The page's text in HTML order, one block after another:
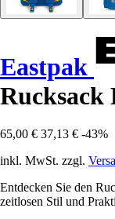
Eastpak
Rucksack
65,00 € 37,13 € -43%
inkl. MwSt. zzgl.
Entdecken Sie den
zeitlosen Stil und